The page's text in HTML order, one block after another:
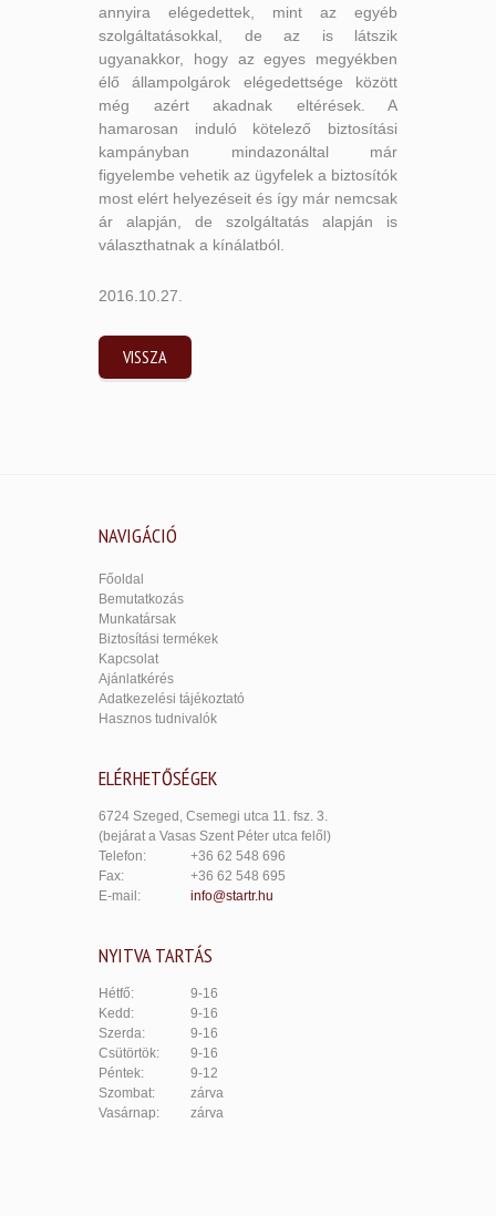
annyira elégedettek, mint az egyéb
szolgáltatásokkal, de az is látszik
ugyanakkor, hogy az egyes megyékben
élő állampolgárok elégedettsége között
még azért akadnak eltérések. A
hamarosan induló kötelező biztosítási
kampányban mindazonáltal már
figyelembe vehetik az ügyfelek a biztosítók
most elért helyezéseit és így már nemcsak
ár alapján, de szolgáltatás alapján is
választhatnak a kínálatból.
2016.10.27.
VISSZA
NAVIGÁCIÓ
Főoldal
Bemutatkozás
Munkatársak
Biztosítási termékek
Kapcsolat
Ajánlatkérés
Adatkezelési tájékoztató
Hasznos tudnivalók
ELÉRHETŐSÉGEK
6724 Szeged, Csemegi utca 11. fsz. 3.
(bejárat a Vasas Szent Péter utca felől)
Telefon:
+36 62 548 696
Fax:
+36 62 548 695
E-mail:
info@startr.hu
NYITVA TARTÁS
Hétfő:
9-16
Kedd:
9-16
Szerda:
9-16
Csütörtök:
9-16
Péntek:
9-12
Szombat:
zárva
Vasárnap:
zárva